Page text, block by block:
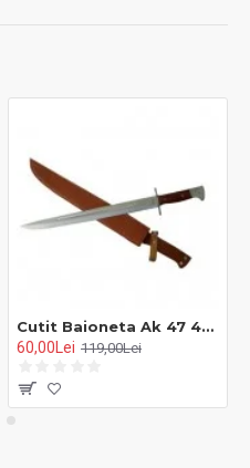
Cutit Baioneta Ak 47 43 cm SE-0067
60,00Lei 119,00Lei